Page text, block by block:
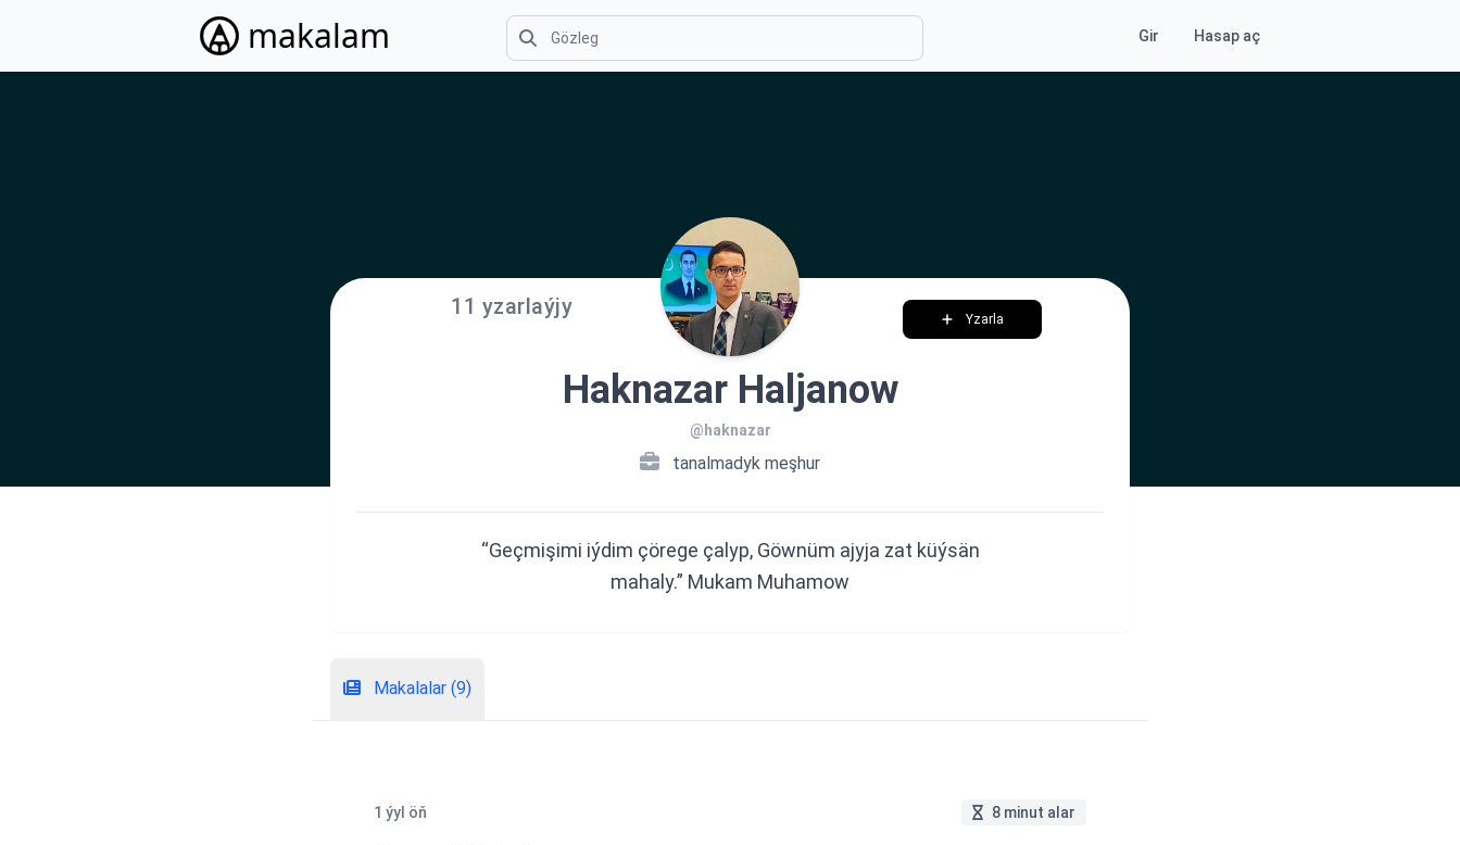
makalam Gir Hasap aç
Yzarla
11 yzarlaýjy
Haknazar Haljanow
@haknazar
tanalmadyk meşhur
“Geçmişimi iýdim çörege çalyp, Göwnüm ajyja zat küýsän
mahaly.” Mukam Muhamow
Makalalar (9)
1 ýyl öň 8 minut alar